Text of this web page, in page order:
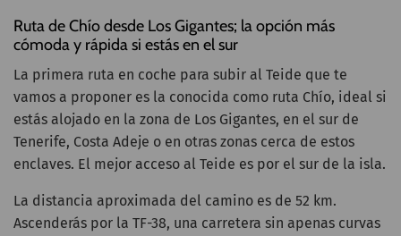
Ruta de Chío desde Los Gigantes; la opción más
cómoda y rápida si estás en el sur
La primera ruta en coche para subir al Teide que te
vamos a proponer es la conocida como ruta Chío, ideal si
estás alojado en la zona de Los Gigantes, en el sur de
Tenerife, Costa Adeje o en otras zonas cerca de estos
enclaves. El mejor acceso al Teide es por el sur de la isla.
La distancia aproximada del camino es de 52 km.
Ascenderás por la TF-38, una carretera sin apenas curvas